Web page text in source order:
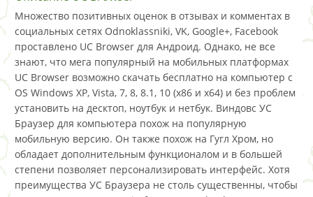
Множество позитивных оценок в отзывах и комментах в
социальных сетях Odnoklassniki, VK, Google+, Facebook
проставлено UC Browser для Андроид. Однако, не все
знают, что мега популярный на мобильных платформах
UC Browser возможно скачать бесплатно на компьютер с
OS Windows XP, Vista, 7, 8, 8.1, 10 (x86 и x64) и без проблем
установить на десктоп, ноутбук и нетбук. Виндовс УС
Браузер для компьютера похож на популярную
мобильную версию. Он также похож на Гугл Хром, но
обладает дополнительным функционалом и в большей
степени позволяет персонализировать интерфейс. Хотя
преимущества УС Браузера не столь существенны, чтобы